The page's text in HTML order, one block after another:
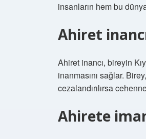
insanların hem bu
Ahiret
Ahiret inancı, bireyin
inanmasını sağlar.
cezalandırılırsa
Ahirete